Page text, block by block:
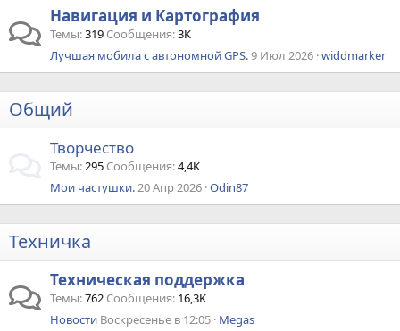
Навигация и Картография
Темы 319 Сообщения 3K
Лучшая мобила с автономной GPS.9 Июл 2026 widdmarker
Общий
Творчество
Темы 295 Сообщения 4,4K
Мои частушки.20 Апр 2026 Odin87
Техничка
Техническая поддержка
Темы 762 Сообщения 16,3K
Новости Воскресенье в 12:05 Megas